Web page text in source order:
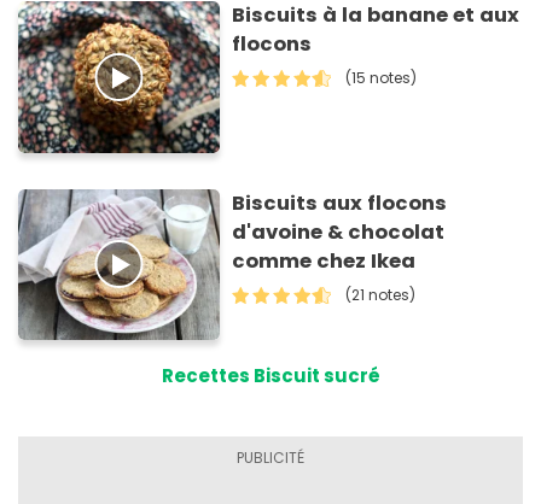
Biscuits à la banane et aux
flocons
(15 notes)
Biscuits aux flocons
d'avoine & chocolat
comme chez Ikea
(21 notes)
Recettes Biscuit sucré